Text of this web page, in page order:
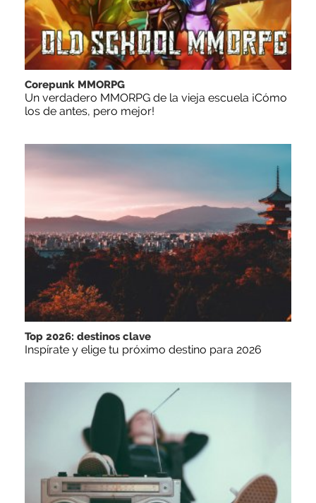
Corepunk MMORPG
Un verdadero MMORPG de la vieja escuela ¡Cómo
los de antes, pero mejor!
Top 2026: destinos clave
Inspírate y elige tu próximo destino para 2026